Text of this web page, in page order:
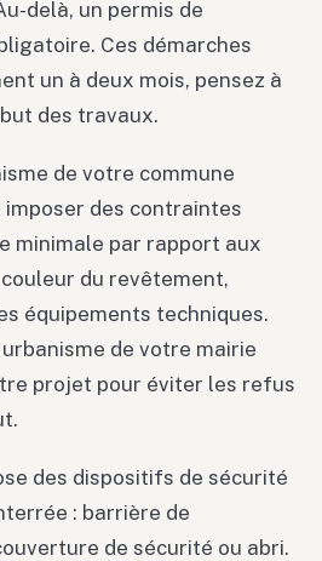
delà, un permis de
Ces démarches
un à deux mois, pensez à
des travaux.
de votre commune
des contraintes
minimale par rapport aux
du revêtement,
équipements techniques.
de votre mairie
projet pour éviter les refus
des dispositifs de sécurité
: barrière de
de sécurité ou abri.